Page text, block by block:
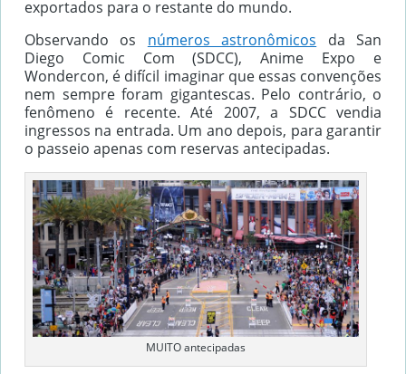
exportados para o restante do mundo.
Observando os números astronômicos da San
Diego Comic Com (SDCC), Anime Expo e
Wondercon, é difícil imaginar que essas convenções
nem sempre foram gigantescas. Pelo contrário, o
fenômeno é recente. Até 2007, a SDCC vendia
ingressos na entrada. Um ano depois, para garantir
o passeio apenas com reservas antecipadas.
MUITO antecipadas